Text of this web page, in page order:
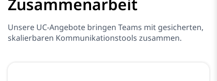
Unsere UC-Angebote bringen Teams mit gesicherten,
skalierbaren Kommunikationstools zusammen.